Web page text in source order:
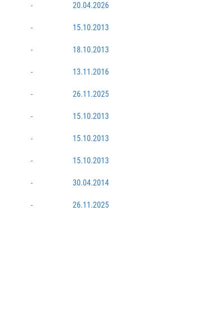
- 20.04.2026
- 15.10.2013
- 18.10.2013
- 13.11.2016
- 26.11.2025
- 15.10.2013
- 15.10.2013
- 15.10.2013
- 30.04.2014
- 26.11.2025